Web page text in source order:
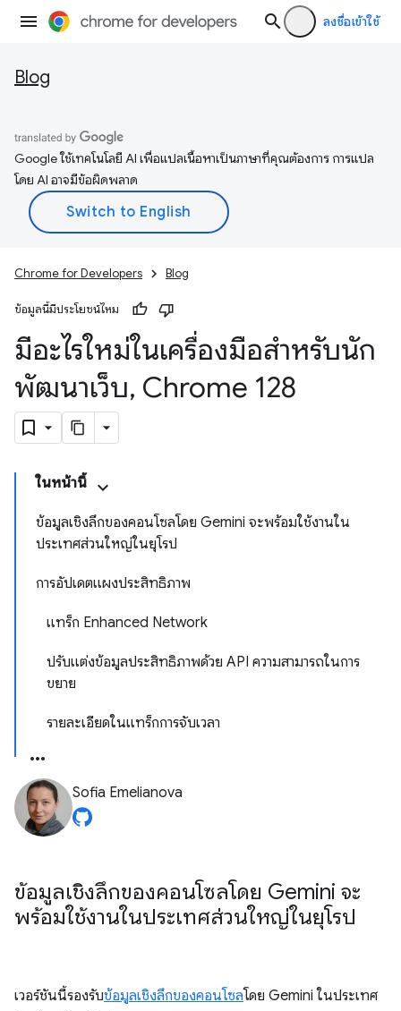
ลงชื่อเข้าใช้
Blog
Google ใช้เทคโนโลยี AI เพื่อแปลเนื้อหาเป็นภาษาที่คุณต้องการ การแปล
โดย AI อาจมีข้อผิดพลาด
Chrome for Developers Blog
ข้อมูลนี้มีประโยชน์ไหม
มีอะไรใหม่ในเครื่องมือสำหรับนัก
พัฒนาเว็บ, Chrome 128
ในหน้านี้
ข้อมูลเชิงลึกของคอนโซลโดย Gemini จะพร้อมใช้งานใน
ประเทศส่วนใหญ่ในยุโรป
การอัปเดตแผงประสิทธิภาพ
แทร็ก Enhanced Network
ปรับแต่งข้อมูลประสิทธิภาพด้วย API ความสามารถในการ
ขยาย
รายละเอียดในแทร็กการจับเวลา
Sofia Emelianova
ข้อมูลเชิงลึกของคอนโซลโดย Gemini จะ
พร้อมใช้งานในประเทศส่วนใหญ่ในยุโรป
เวอร์ชันนี้รองรับข้อมูลเชิงลึกของคอนโซลโดย Gemini ในประเทศ